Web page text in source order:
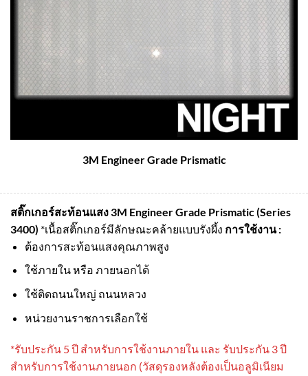
3M Engineer Grade Prismatic
สติ๊กเกอร์สะท้อนแสง 3M Engineer Grade Prismatic (Series
3400) *เนื้อสติ๊กเกอร์มีลักษณะคล้ายแบบรังผึ้ง การใช้งาน :
ต้องการสะท้อนแสงคุณภาพสูง
ใช้ภายใน หรือ ภายนอกได้
ใช้ติดถนนใหญ่ ถนนหลวง
หน่วยงานราชการเลือกใช้
*รับประกัน 5 ปี สําหรับการใช้งานภายใน และ รับประกัน 3 ปี
สําหรับการใช้งานภายนอก (วัสดุรองหลังต้องเป็นอลูมิเนียม